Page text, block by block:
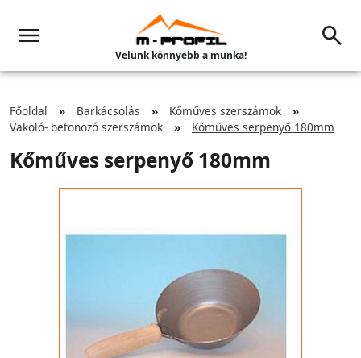
Velünk könnyebb a munka!
Főoldal Barkácsolás
Kőműves szerszámok
Vakoló- betonozó szerszámok
Kőműves serpenyő 180mm
Kőműves serpenyő 180mm